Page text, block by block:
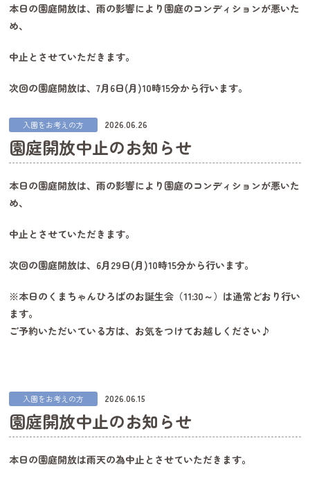
本日の園庭開放は、雨の影響により園庭のコンディションが悪いた
め、
中止とさせていただきます。
次回の園庭開放は、7月6日(月)10時15分から行います。
入園をお考えの方 2026.06.26
園庭開放中止のお知らせ
本日の園庭開放は、雨の影響により園庭のコンディションが悪いた
め、
中止とさせていただきます。
次回の園庭開放は、6月29日(月)10時15分から行います。
※本日のくまちゃんひろばのお誕生会（11:30～）は通常どおり行い
ます。
ご予約いただいている方は、お気をつけてお越しください♪
入園をお考えの方 2026.06.15
園庭開放中止のお知らせ
本日の園庭開放は雨天の為中止とさせていただきます。